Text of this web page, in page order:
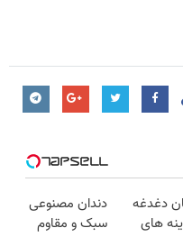
دغدغه
های
دندان مصنوعی
سبک و مقاوم